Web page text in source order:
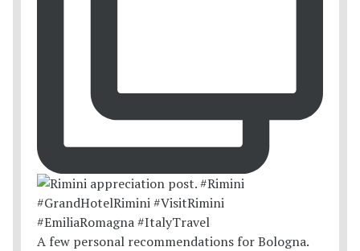
A few personal recommendations for Bologna.